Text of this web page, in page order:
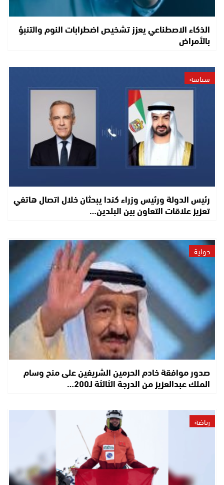
الذكاء الاصطناعي يعزز تشخيص اضطرابات النوم والتنبؤ
بالأمراض
سياسة
رئيس الدولة ورئيس وزراء كندا يبحثان خلال اتصال هاتفي
تعزيز علاقات التعاون بين البلدين…
دولية
صدور موافقة خادم الحرمين الشريفين على منح وسام
الملك عبدالعزيز من الدرجة الثالثة لـ200…
رياضة